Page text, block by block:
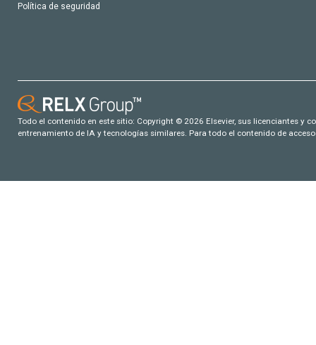
Política de seguridad
Todo el contenido en este sitio: Copyright © 2026 Elsevier, sus licenciantes y
entrenamiento de IA y tecnologías similares. Para todo el contenido de